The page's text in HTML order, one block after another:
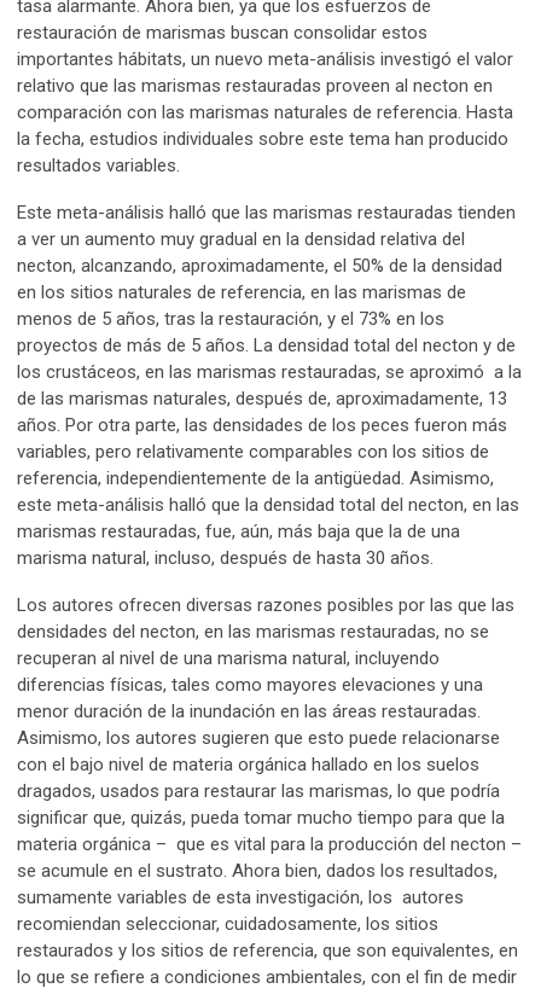
tasa alarmante. Ahora bien, ya que los esfuerzos de
restauración de marismas buscan consolidar estos
importantes hábitats, un nuevo meta-análisis investigó el valor
relativo que las marismas restauradas proveen al necton en
comparación con las marismas naturales de referencia. Hasta
la fecha, estudios individuales sobre este tema han producido
resultados variables.
Este meta-análisis halló que las marismas restauradas tienden
a ver un aumento muy gradual en la densidad relativa del
necton, alcanzando, aproximadamente, el 50% de la densidad
en los sitios naturales de referencia, en las marismas de
menos de 5 años, tras la restauración, y el 73% en los
proyectos de más de 5 años. La densidad total del necton y de
los crustáceos, en las marismas restauradas, se aproximó a la
de las marismas naturales, después de, aproximadamente, 13
años. Por otra parte, las densidades de los peces fueron más
variables, pero relativamente comparables con los sitios de
referencia, independientemente de la antigüedad. Asimismo,
este meta-análisis halló que la densidad total del necton, en las
marismas restauradas, fue, aún, más baja que la de una
marisma natural, incluso, después de hasta 30 años.
Los autores ofrecen diversas razones posibles por las que las
densidades del necton, en las marismas restauradas, no se
recuperan al nivel de una marisma natural, incluyendo
diferencias físicas, tales como mayores elevaciones y una
menor duración de la inundación en las áreas restauradas.
Asimismo, los autores sugieren que esto puede relacionarse
con el bajo nivel de materia orgánica hallado en los suelos
dragados, usados para restaurar las marismas, lo que podría
significar que, quizás, pueda tomar mucho tiempo para que la
materia orgánica – que es vital para la producción del necton –
se acumule en el sustrato. Ahora bien, dados los resultados,
sumamente variables de esta investigación, los autores
recomiendan seleccionar, cuidadosamente, los sitios
restaurados y los sitios de referencia, que son equivalentes, en
lo que se refiere a condiciones ambientales, con el fin de medir